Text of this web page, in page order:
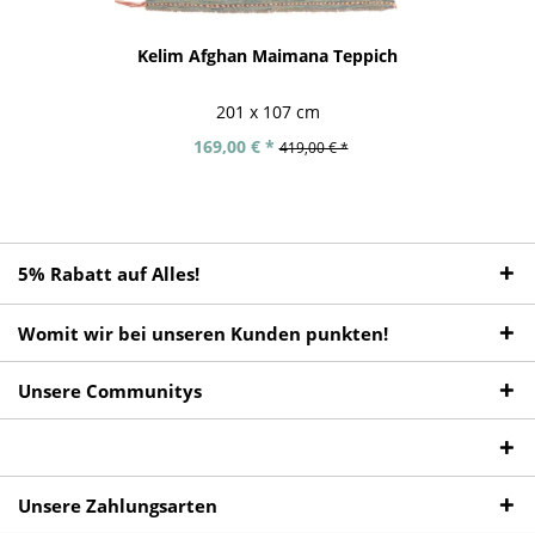
Kelim Afghan Maimana Teppich
201 x 107 cm
169,00 € * 419,00 € *
5% Rabatt auf Alles!
Womit wir bei unseren Kunden punkten!
Unsere Communitys
Unsere Zahlungsarten